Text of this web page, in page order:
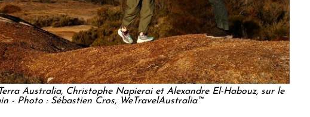
Australia, Christophe Napierai et Alexandre El-Habouz, sur le
- Photo : Sébastien Cros, WeTravelAustralia™